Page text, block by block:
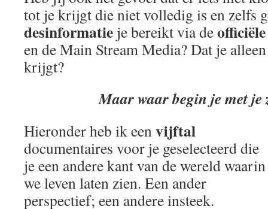
tot je krijgt die niet volledig is en zelfs
desinformatie je bereikt via de
en de Main Stream Media? Dat je
krijgt?
Maar waar begin je met je
Hieronder heb ik eenvijftal
documentaires voor je geselecteerd die
je een andere kant van de wereld waarin
we leven laten zien. Een ander
perspectief; een andere insteek.